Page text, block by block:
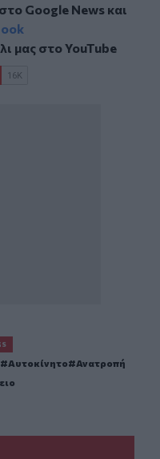
Google Newsκαι
μας στοYouTube
Αυτοκίνητο
Ανατροπή